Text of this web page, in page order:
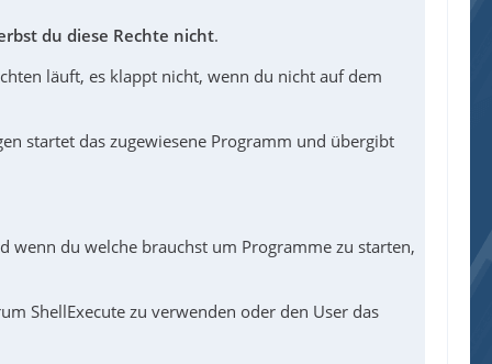
du diese Rechte nicht.
läuft, es klappt nicht, wenn du nicht auf dem
startet das zugewiesene Programm und übergibt
wenn du welche brauchst um Programme zu starten,
ShellExecute zu verwenden oder den User das